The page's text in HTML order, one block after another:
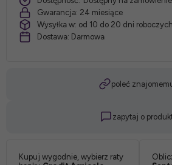
Gwarancja: 24 miesiące
Wysyłka w: od 10 do 20 dni roboczych
Dostawa: Darmowa
poleć
zapytaj o
Kupuj wygodnie, wybierz raty